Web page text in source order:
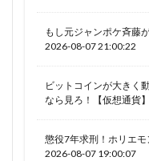
もし元ジャンポケ斉藤
2026-08-07 21:00:22
ビットコインが大きく
なら見ろ！【仮想通貨
懲役7年求刑！ホリエ
2026-08-07 19:00:07